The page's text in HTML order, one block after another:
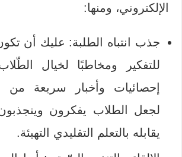
الإلكتروني، ومنها:
جذب انتباه الطلبة: عليك أن
للتفكير ومخاطبًا لخيال
إحصائيات وأخبار سريعة من
لجعل الطلاب يفكرون
يقابله بالتعلم التقليدي التهيئة.